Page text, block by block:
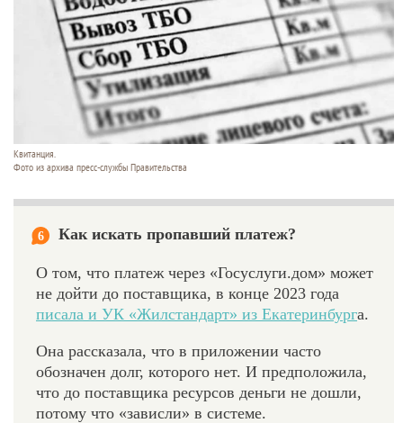
Квитанция.
Фото из архива пресс-службы Правительства
6 Как искать пропавший платеж?
О том, что платеж через «Госуслуги.дом» может
не дойти до поставщика, в конце 2023 года
писала и УК «Жилстандарт» из Екатеринбурга.
Она рассказала, что в приложении часто
обозначен долг, которого нет. И предположила,
что до поставщика ресурсов деньги не дошли,
потому что «зависли» в системе.